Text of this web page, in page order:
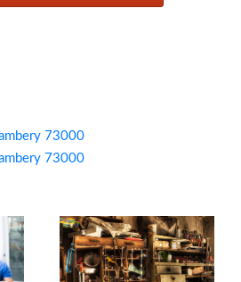
73000
73000